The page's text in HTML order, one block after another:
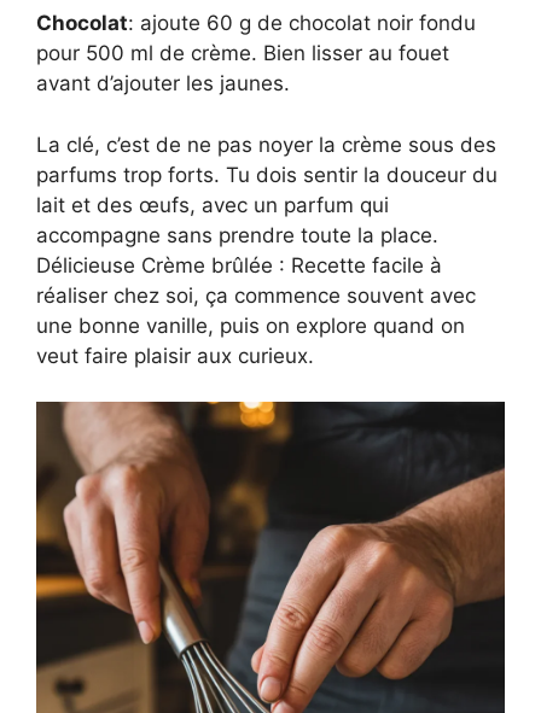
Chocolat: ajoute 60 g de chocolat noir fondu
pour 500 ml de crème. Bien lisser au fouet
avant d’ajouter les jaunes.
La clé, c’est de ne pas noyer la crème sous des
parfums trop forts. Tu dois sentir la douceur du
lait et des œufs, avec un parfum qui
accompagne sans prendre toute la place.
Délicieuse Crème brûlée : Recette facile à
réaliser chez soi, ça commence souvent avec
une bonne vanille, puis on explore quand on
veut faire plaisir aux curieux.